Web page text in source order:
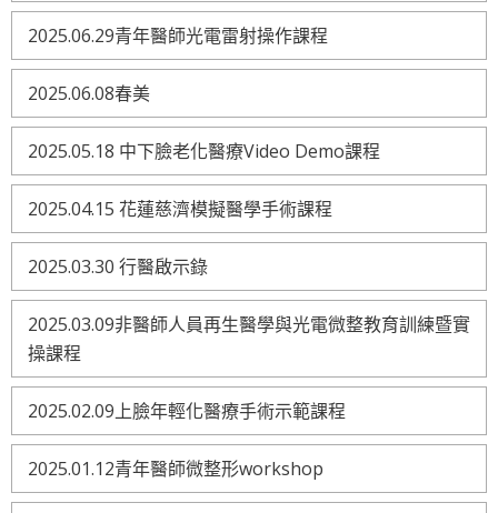
2025.06.29青年醫師光電雷射操作課程
2025.06.08春美
2025.05.18 中下臉老化醫療Video Demo課程
2025.04.15 花蓮慈濟模擬醫學手術課程
2025.03.30 行醫啟示錄
2025.03.09非醫師人員再生醫學與光電微整教育訓練暨實
操課程
2025.02.09上臉年輕化醫療手術示範課程
2025.01.12青年醫師微整形workshop